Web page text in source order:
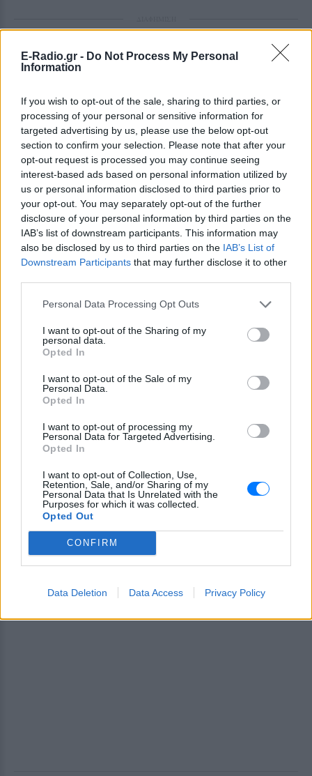
E-Radio.gr - Do Not Process My Personal
Information
If you wish to opt-out of the sale, sharing to third parties, or
processing of your personal or sensitive information for
targeted advertising by us, please use the below opt-out
section to confirm your selection. Please note that after your
opt-out request is processed you may continue seeing
interest-based ads based on personal information utilized by
us or personal information disclosed to third parties prior to
your opt-out. You may separately opt-out of the further
disclosure of your personal information by third parties on the
IAB’s list of downstream participants. This information may
also be disclosed by us to third parties on the IAB’s List of
Downstream Participants that may further disclose it to other
Personal Data Processing Opt Outs
I want to opt-out of the Sharing of my
personal data.
Opted In
I want to opt-out of the Sale of my
Personal Data.
Opted In
I want to opt-out of processing my
Personal Data for Targeted Advertising.
Opted In
I want to opt-out of Collection, Use,
Retention, Sale, and/or Sharing of my
Personal Data that Is Unrelated with the
Purposes for which it was collected.
Opted Out
CONFIRM
Data Deletion Data Access Privacy Policy
Ακολουθήστε το E-Radio.gr στο
Google News
και μάθετε πρώτοι
Για ακόμη περισσότερανέα, μπείτε στηνροή
ειδήσεωντου E-Daily.gr
Ακολουθήστε το E-Radio.gr και στο Instagram